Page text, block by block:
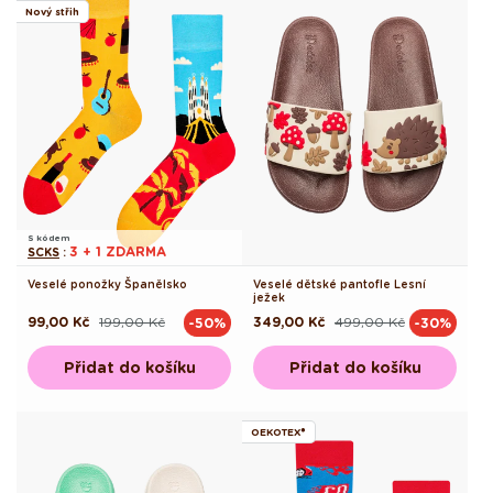
Nový střih
S kódem
SCKS : 3 + 1 ZDARMA
Veselé ponožky Španělsko
Běžná
199,00 Kč
Výprodejová
99,00 Kč -50%
Přidat do košíku
Veselé dětské pantofle Lesní
ježek
Běžná
499,00 Kč
Výprodejová
349,00 Kč -30%
Přidat do košíku
OEKOTEX®